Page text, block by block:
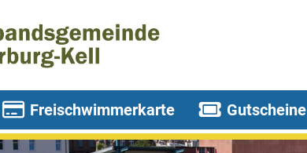
Freischwimmerkarte Gutscheine